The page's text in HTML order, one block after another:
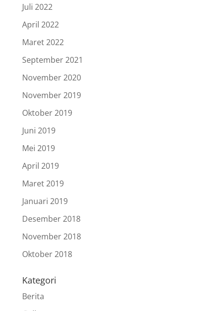
Juli 2022
April 2022
Maret 2022
September 2021
November 2020
November 2019
Oktober 2019
Juni 2019
Mei 2019
April 2019
Maret 2019
Januari 2019
Desember 2018
November 2018
Oktober 2018
Kategori
Berita